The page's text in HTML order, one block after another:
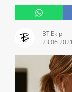
BT Ekip
23.06.2021